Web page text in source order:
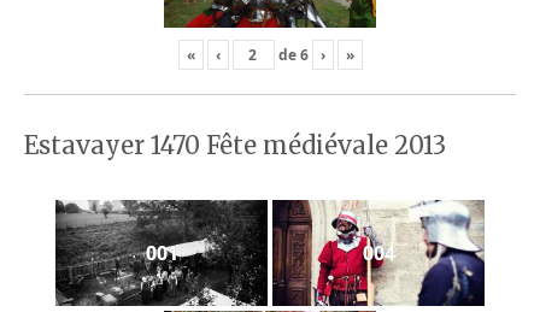
« ‹ de6 › »
Estavayer 1470 Fête médiévale 2013
001 004